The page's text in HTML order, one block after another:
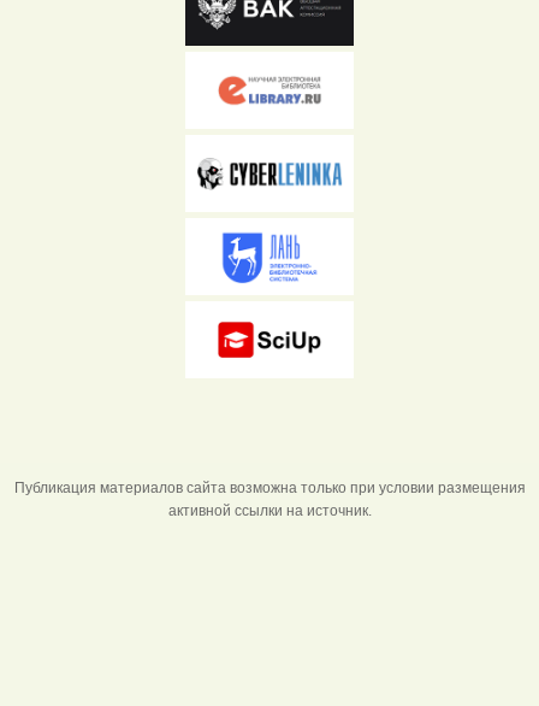
Публикация материалов сайта возможна только при условии размещения
активной ссылки на источник.